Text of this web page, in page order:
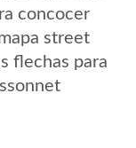
concocer
street
flechas para